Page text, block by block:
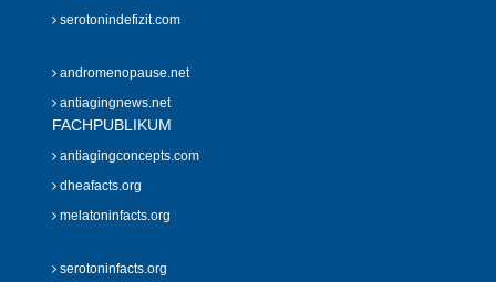
serotonindefizit.com
andromenopause.net
antiagingnews.net
FACHPUBLIKUM
antiagingconcepts.com
dheafacts.org
melatoninfacts.org
serotoninfacts.org